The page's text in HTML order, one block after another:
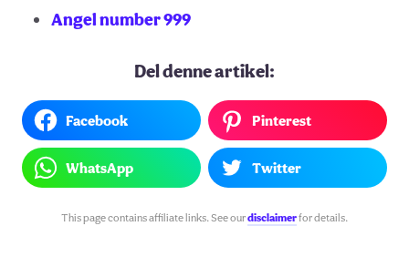
Angel number 999
Del denne artikel:
Facebook Pinterest
WhatsApp Twitter
This page contains affiliate links. See ourdisclaimerfor details.